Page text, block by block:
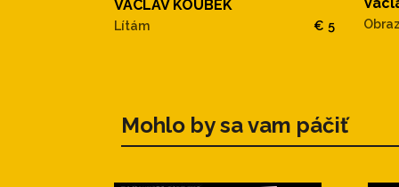
VACLAV KOUBEK
Lítám € 5
Mohlo by sa vam páčiť